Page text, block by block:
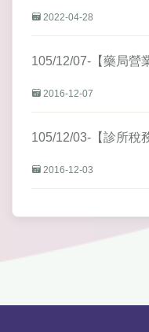
2022-04-28
105/12/07-【藥局營
2016-12-07
105/12/03-【診所稅
2016-12-03